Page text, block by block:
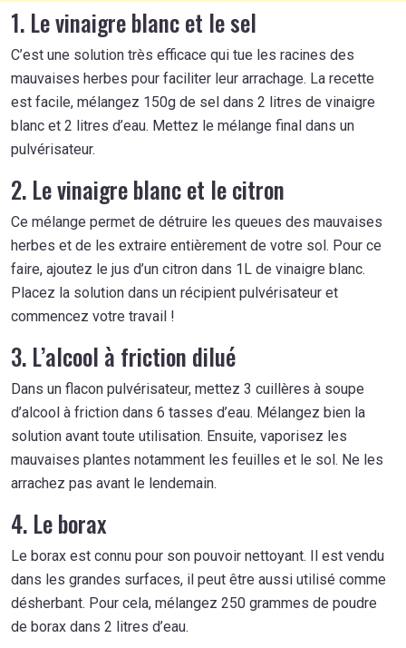
1. Le vinaigre blanc et le sel
C’est une solution très efficace qui tue les racines des
mauvaises herbes pour faciliter leur arrachage. La recette
est facile, mélangez 150g de sel dans 2 litres de vinaigre
blanc et 2 litres d’eau. Mettez le mélange final dans un
pulvérisateur.
2. Le vinaigre blanc et le citron
Ce mélange permet de détruire les queues des mauvaises
herbes et de les extraire entièrement de votre sol. Pour ce
faire, ajoutez le jus d’un citron dans 1L de vinaigre blanc.
Placez la solution dans un récipient pulvérisateur et
commencez votre travail !
3. L’alcool à friction dilué
Dans un flacon pulvérisateur, mettez 3 cuillères à soupe
d’alcool à friction dans 6 tasses d’eau. Mélangez bien la
solution avant toute utilisation. Ensuite, vaporisez les
mauvaises plantes notamment les feuilles et le sol. Ne les
arrachez pas avant le lendemain.
4. Le borax
Le borax est connu pour son pouvoir nettoyant. Il est vendu
dans les grandes surfaces, il peut être aussi utilisé comme
désherbant. Pour cela, mélangez 250 grammes de poudre
de borax dans 2 litres d’eau.